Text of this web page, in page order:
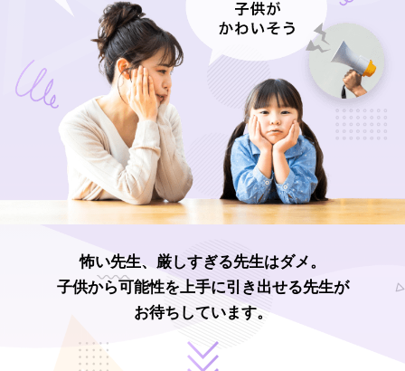
怖い先生、厳しすぎる先生はダメ。
子供から可能性を上手に引き出せる先生が
お待ちしています。